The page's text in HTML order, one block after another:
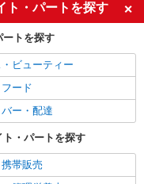
ト・パートを探す
ートを探す
ビューティー
ード
バー・配達
・パートを探す
帯販売